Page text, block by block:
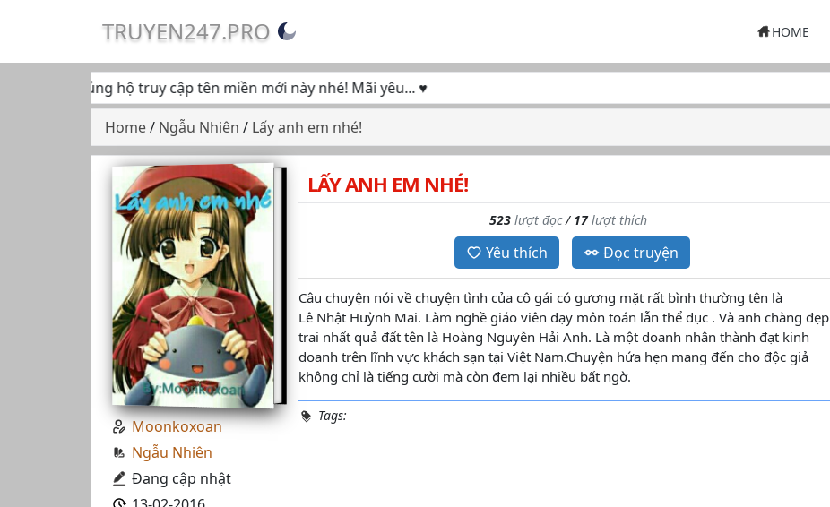
TRUYEN247.PRO HOME
tiếp tục ủng hộ truy cập tên miền mới này nhé! Mãi yêu... ♥
Home/ Ngẫu Nhiên / Lấy anh em nhé!
Moonkoxoan
Ngẫu Nhiên
Đang cập nhật
LẤY ANH EM NHÉ!
523 lượt đọc/ 17 lượt thích
Yêu thích Đọc truyện
Câu chuyện nói về chuyện tình của cô gái có gương mặt rất bình thường tên là
Lê Nhật Huỳnh Mai. Làm nghề giáo viên dạy môn toán lẫn thể dục . Và anh chàng đẹp
trai nhất quả đất tên là Hoàng Nguyễn Hải Anh. Là một doanh nhân thành đạt kinh
doanh trên lĩnh vực khách sạn tại Việt Nam.Chuyện hứa hẹn mang đến cho độc giả
không chỉ là tiếng cười mà còn đem lại nhiều bất ngờ.
Tags: